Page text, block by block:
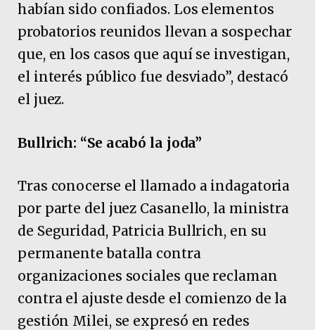
habían sido confiados. Los elementos
probatorios reunidos llevan a sospechar
que, en los casos que aquí se investigan,
el interés público fue desviado”, destacó
el juez.
Bullrich: “Se acabó la joda”
Tras conocerse el llamado a indagatoria
por parte del juez Casanello, la ministra
de Seguridad, Patricia Bullrich, en su
permanente batalla contra
organizaciones sociales que reclaman
contra el ajuste desde el comienzo de la
gestión Milei, se expresó en redes